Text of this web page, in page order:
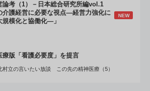
論考（1）－日本総合研究所編vol.1
介護経営に必要な視点―経営力強化に
規模化と協働化―」
NEW
療版「看護必要度」を提言
村立の言いたい放談 この先の精神医療（5）